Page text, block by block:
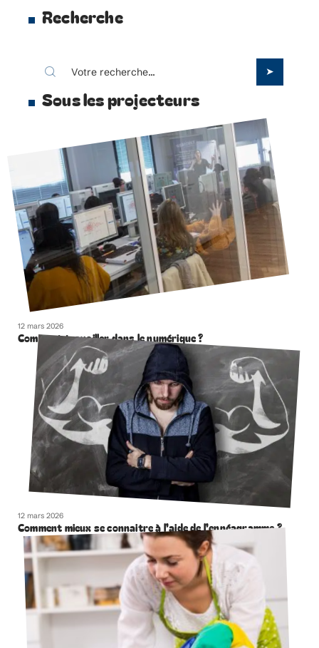
Recherche
Sous les projecteurs
12 mars 2026
Comment travailler dans le numérique ?
12 mars 2026
Comment mieux se connaitre à l’aide de l’ennéagramme ?